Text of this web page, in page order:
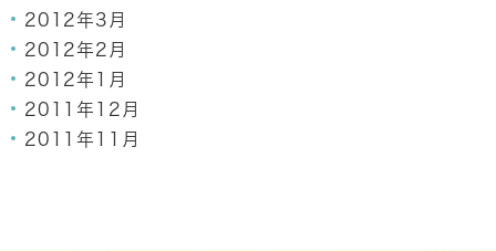
2012年3月
2012年2月
2012年1月
2011年12月
2011年11月